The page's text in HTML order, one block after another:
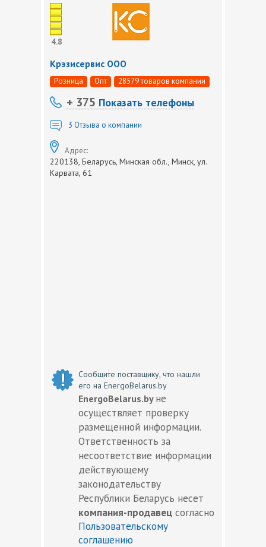
4.8
Крэзисервис ООО
Розница Опт 28579 товаров компании
+ 375 Показать телефоны
3 Отзыва о компании
Адрес:
220138, Беларусь, Минская обл., Минск, ул.
Карвата, 61
Сообщите поставщику, что нашли
его на EnergoBelarus.by
EnergoBelarus.by не
осуществляет проверку
размещенной информации.
Ответственность за
несоответствие информации
действующему
законодательству
Республики Беларусь несет
компания-продавец согласно
Пользовательскому
соглашению